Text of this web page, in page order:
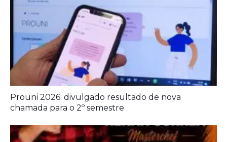
Prouni 2026: divulgado resultado de nova
chamada para o 2º semestre